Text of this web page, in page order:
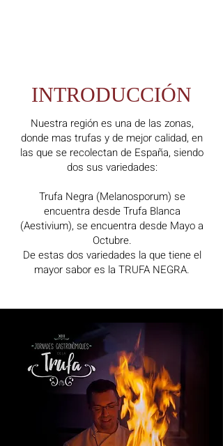
INTRODUCCIÓN
Nuestra región es una de las zonas,
donde mas trufas y de mejor calidad, en
las que se recolectan de España, siendo
dos sus variedades:
Trufa Negra (Melanosporum) se
encuentra desde Trufa Blanca
(Aestivium), se encuentra desde Mayo a
Octubre.
De estas dos variedades la que tiene el
mayor sabor es la TRUFA NEGRA.